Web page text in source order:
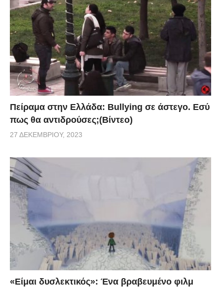
Πείραμα στην Ελλάδα: Bullying σε άστεγο. Εσύ
πως θα αντιδρούσες;(Βίντεο)
27 ΔΕΚΕΜΒΡΊΟΥ, 2023
«Είμαι δυσλεκτικός»: Ένα βραβευμένο φιλμ